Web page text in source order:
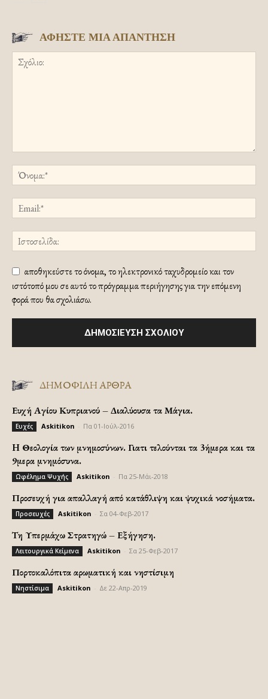
ΑΦΗΣΤΕ ΜΙΑ ΑΠΑΝΤΗΣΗ
αποθηκεύστε το όνομα, το ηλεκτρονικό ταχυδρομείο και τον
ιστότοπό μου σε αυτό το πρόγραμμα περιήγησης για την επόμενη
φορά που θα σχολιάσω.
ΔΗΜΟΦΙΛΗ ΑΡΘΡΑ
Ευχή Αγίου Κυπριανού – Διαλύουσα τα Μάγια.
Ευχές Askitikon Πα 01-Ιούλ-2016
H Θεολογία των μνημοσύνων. Γιατι τελούνται τα 3ήμερα και τα
9μερα μνημόσυνα.
Ωφέλημα Ψυχής Askitikon Πα 25-Μάι-2018
Προσευχή για απαλλαγή από κατάθλιψη και ψυχικά νοσήματα.
Προσευχές Askitikon Σα 04-Φεβ-2017
Τη Υπερμάχω Στρατηγώ – Εξήγηση.
Λειτουργικά Κείμενα Askitikon Σα 25-Φεβ-2017
Πορτοκαλόπιτα αρωματική και νηστίσιμη
Νηστίσιμα Askitikon Δε 22-Απρ-2019